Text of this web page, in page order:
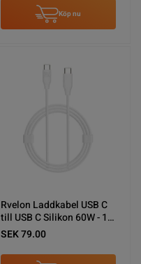
Köp nu
Rvelon Laddkabel USB C
till USB C Silikon 60W - 1M
Vit
SEK 79.00